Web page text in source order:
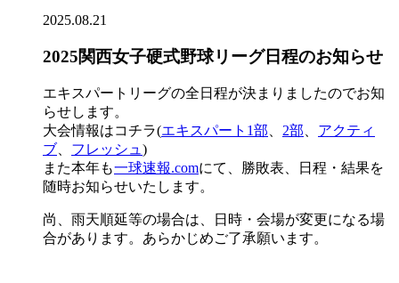
2025.08.21
2025関西女子硬式野球リーグ日程のお知らせ
エキスパートリーグの全日程が決まりましたのでお知
らせします。
大会情報はコチラ(エキスパート1部、 2部、 アクティ
ブ、 フレッシュ)
また本年も一球速報.comにて、勝敗表、日程・結果を
随時お知らせいたします。
尚、雨天順延等の場合は、日時・会場が変更になる場
合があります。あらかじめご了承願います。